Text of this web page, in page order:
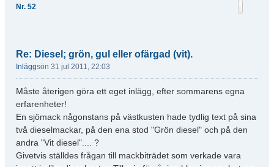
Nr. 52
Re: Diesel; grön, gul eller ofärgad (vit).
Inläggsön 31 jul 2011, 22:03
Måste återigen göra ett eget inlägg, efter sommarens egna
erfarenheter!
En sjömack någonstans på västkusten hade tydlig text på sina
två dieselmackar, på den ena stod "Grön diesel" och på den
andra "Vit diesel".... ?
Givetvis ställdes frågan till mackbiträdet som verkade vara